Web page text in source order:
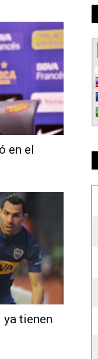
en el
ya tienen